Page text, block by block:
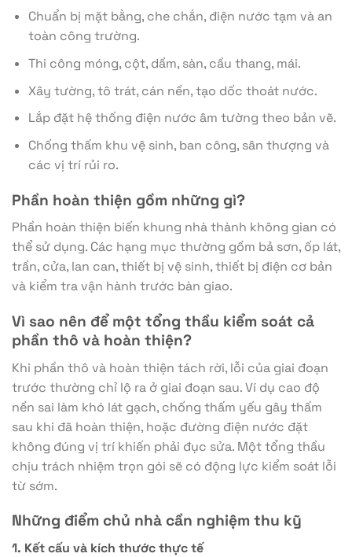
Chuẩn bị mặt bằng, che chắn, điện nước tạm và an
toàn công trường.
Thi công móng, cột, dầm, sàn, cầu thang, mái.
Xây tường, tô trát, cán nền, tạo dốc thoát nước.
Lắp đặt hệ thống điện nước âm tường theo bản vẽ.
Chống thấm khu vệ sinh, ban công, sân thượng và
các vị trí rủi ro.
Phần hoàn thiện gồm những gì?
Phần hoàn thiện biến khung nhà thành không gian có
thể sử dụng. Các hạng mục thường gồm bả sơn, ốp lát,
trần, cửa, lan can, thiết bị vệ sinh, thiết bị điện cơ bản
và kiểm tra vận hành trước bàn giao.
Vì sao nên để một tổng thầu kiểm soát cả
phần thô và hoàn thiện?
Khi phần thô và hoàn thiện tách rời, lỗi của giai đoạn
trước thường chỉ lộ ra ở giai đoạn sau. Ví dụ cao độ
nền sai làm khó lát gạch, chống thấm yếu gây thấm
sau khi đã hoàn thiện, hoặc đường điện nước đặt
không đúng vị trí khiến phải đục sửa. Một tổng thầu
chịu trách nhiệm trọn gói sẽ có động lực kiểm soát lỗi
từ sớm.
Những điểm chủ nhà cần nghiệm thu kỹ
1. Kết cấu và kích thước thực tế